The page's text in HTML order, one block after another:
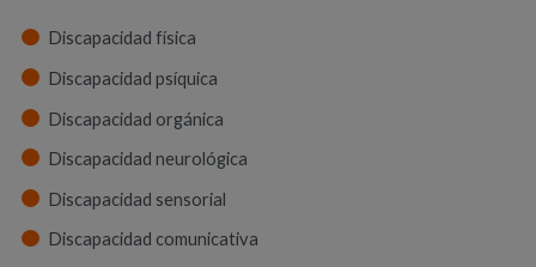
Discapacidad física
Discapacidad psíquica
Discapacidad orgánica
Discapacidad neurológica
Discapacidad sensorial
Discapacidad comunicativa